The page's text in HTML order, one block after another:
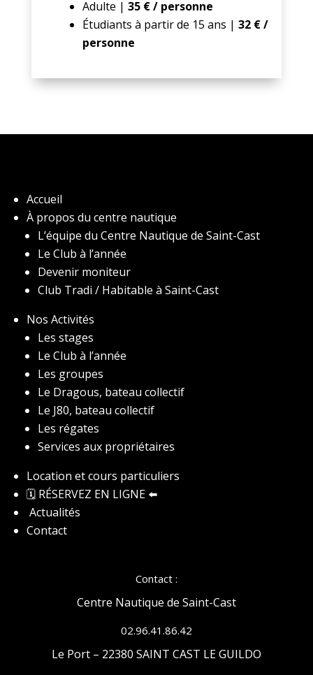
Adulte | 35 € / personne
Étudiants à partir de 15 ans | 32 € /
personne
Accueil
À propos du centre nautique
L’équipe du Centre Nautique de Saint-Cast
Le Club à l’année
Devenir moniteur
Club Tradi / Habitable à Saint-Cast
Nos Activités
Les stages
Le Club à l’année
Les groupes
Le Dragous, bateau collectif
Le J80, bateau collectif
Les régates
Services aux propriétaires
Location et cours particuliers
🗓️ RÉSERVEZ EN LIGNE ⬅️
Actualités
Contact
Contact :
Centre Nautique de Saint-Cast
02.96.41.86.42
Le Port – 22380 SAINT CAST LE GUILDO